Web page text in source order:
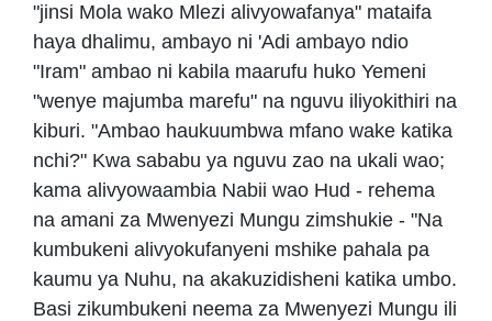
"jinsi Mola wako Mlezi alivyowafanya" mataifa
haya dhalimu, ambayo ni 'Adi ambayo ndio
"Iram" ambao ni kabila maarufu huko Yemeni
"wenye majumba marefu" na nguvu iliyokithiri na
kiburi. "Ambao haukuumbwa mfano wake katika
nchi?" Kwa sababu ya nguvu zao na ukali wao;
kama alivyowaambia Nabii wao Hud - rehema
na amani za Mwenyezi Mungu zimshukie - "Na
kumbukeni alivyokufanyeni mshike pahala pa
kaumu ya Nuhu, na akakuzidisheni katika umbo.
Basi zikumbukeni neema za Mwenyezi Mungu ili